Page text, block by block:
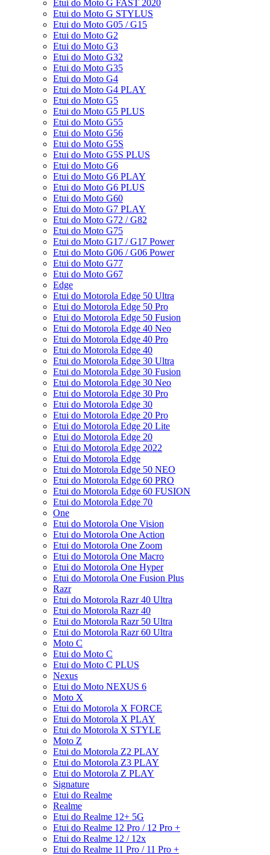
Etui do Moto G FAST 2020
Etui do Moto G STYLUS
Etui do Moto G05 / G15
Etui do Moto G2
Etui do Moto G3
Etui do Moto G32
Etui do Moto G35
Etui do Moto G4
Etui do Moto G4 PLAY
Etui do Moto G5
Etui do Moto G5 PLUS
Etui do Moto G55
Etui do Moto G56
Etui do Moto G5S
Etui do Moto G5S PLUS
Etui do Moto G6
Etui do Moto G6 PLAY
Etui do Moto G6 PLUS
Etui do Moto G60
Etui do Moto G7 PLAY
Etui do Moto G72 / G82
Etui do Moto G75
Etui do Moto G17 / G17 Power
Etui do Moto G06 / G06 Power
Etui do Moto G77
Etui do Moto G67
Edge
Etui do Motorola Edge 50 Ultra
Etui do Motorola Edge 50 Pro
Etui do Motorola Edge 50 Fusion
Etui do Motorola Edge 40 Neo
Etui do Motorola Edge 40 Pro
Etui do Motorola Edge 40
Etui do Motorola Edge 30 Ultra
Etui do Motorola Edge 30 Fusion
Etui do Motorola Edge 30 Neo
Etui do Motorola Edge 30 Pro
Etui do Motorola Edge 30
Etui do Motorola Edge 20 Pro
Etui do Motorola Edge 20 Lite
Etui do Motorola Edge 20
Etui do Motorola Edge 2022
Etui do Motorola Edge
Etui do Motorola Edge 50 NEO
Etui do Motorola Edge 60 PRO
Etui do Motorola Edge 60 FUSION
Etui do Motorola Edge 70
One
Etui do Motorola One Vision
Etui do Motorola One Action
Etui do Motorola One Zoom
Etui do Motorola One Macro
Etui do Motorola One Hyper
Etui do Motorola One Fusion Plus
Razr
Etui do Motorola Razr 40 Ultra
Etui do Motorola Razr 40
Etui do Motorola Razr 50 Ultra
Etui do Motorola Razr 60 Ultra
Moto C
Etui do Moto C
Etui do Moto C PLUS
Nexus
Etui do Moto NEXUS 6
Moto X
Etui do Motorola X FORCE
Etui do Motorola X PLAY
Etui do Motorola X STYLE
Moto Z
Etui do Motorola Z2 PLAY
Etui do Motorola Z3 PLAY
Etui do Motorola Z PLAY
Signature
Etui do Realme
Realme
Etui do Realme 12+ 5G
Etui do Realme 12 Pro / 12 Pro +
Etui do Realme 12 / 12x
Etui do Realme 11 Pro / 11 Pro +